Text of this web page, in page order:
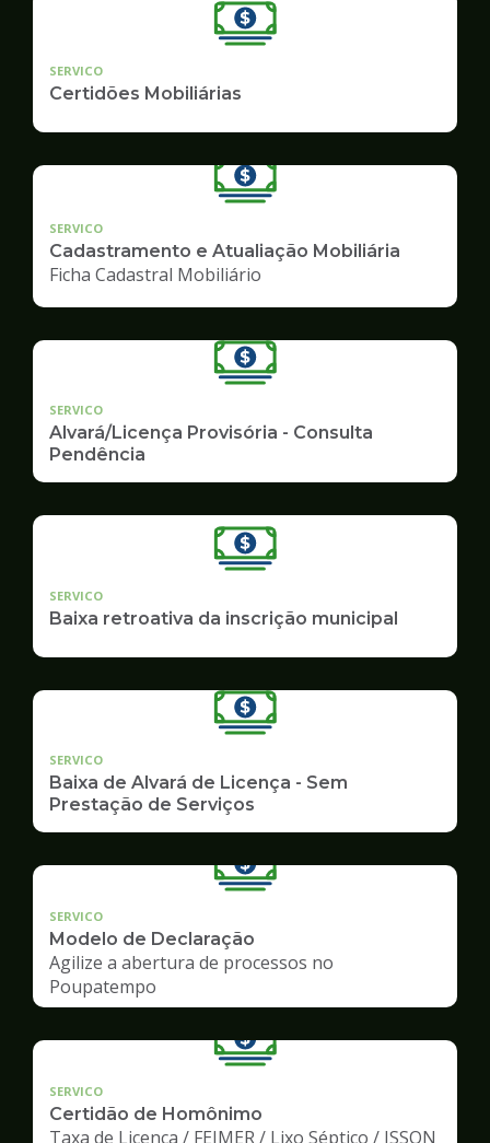
SERVICO
Certidões Mobiliárias
SERVICO
Cadastramento e Atualiação Mobiliária
Ficha Cadastral Mobiliário
SERVICO
Alvará/Licença Provisória - Consulta
Pendência
SERVICO
Baixa retroativa da inscrição municipal
SERVICO
Baixa de Alvará de Licença - Sem
Prestação de Serviços
SERVICO
Modelo de Declaração
Agilize a abertura de processos no
Poupatempo
SERVICO
Certidão de Homônimo
Taxa de Licença / FEIMER / Lixo Séptico / ISSQN